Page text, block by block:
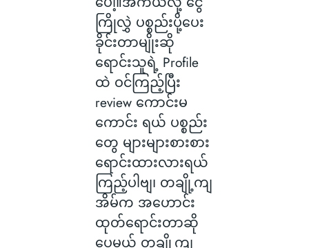
ကြိုလွှဲ ပစ္စည်းပို့ပေး
ခိုင်းတာမျိုးဆို
ရောင်းသူရဲ့ Profile
ထဲ ဝင်ကြည့်ပြီး
review ကောင်းမ
ကောင်း ရယ် ပစ္စည်း
တွေ များများစားစား
ရောင်းထားလားရယ်
ကြည့်ပါဗျ၊ တချို့ကျ
အိမ်က အဟောင်း
ထုတ်ရောင်းတာဆို
ပေမယ့် တချို့ကျ